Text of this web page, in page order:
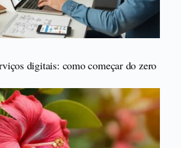
digitais: como começar do zero